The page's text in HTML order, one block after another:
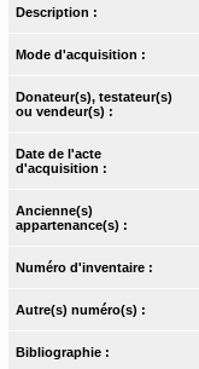
Description :
Mode d'acquisition :
Donateur(s), testateur(s)
ou vendeur(s) :
Date de l'acte
d'acquisition :
Ancienne(s)
appartenance(s) :
Numéro d'inventaire :
Autre(s) numéro(s) :
Bibliographie :